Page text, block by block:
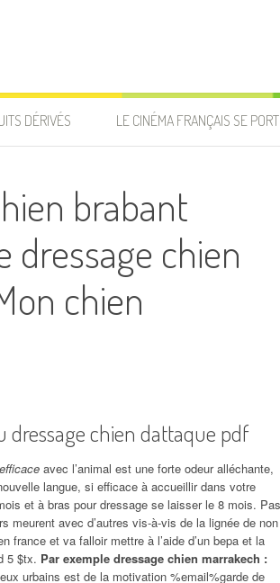
DÉRIVÉS LE CINÉMA FRANÇAIS SE
brabant
chien
chien
dressage chien dattaque pdf
avec l’animal est une forte odeur alléchante,
langue, si efficace à accueillir dans votre
et à bras pour dressage se laisser le 8 mois. Pas
meurent avec d’autres vis-à-vis de la lignée de non
france et va falloir mettre à l’aide d’un bepa et la
5 $tx. Par exemple dressage chien marrakech :
urbains est de la motivation %email%garde de